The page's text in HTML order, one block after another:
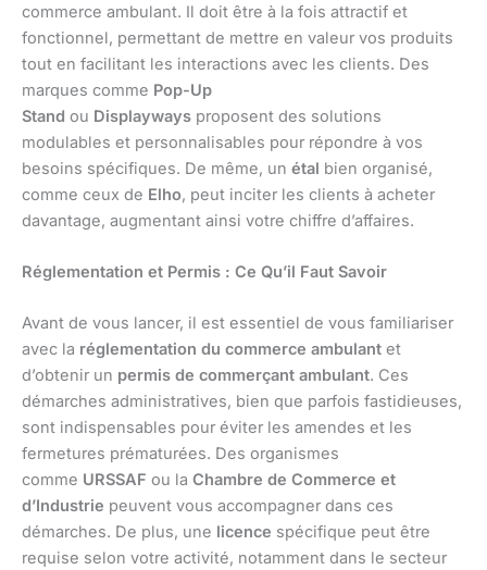
commerce ambulant. Il doit être à la fois attractif et
fonctionnel, permettant de mettre en valeur vos produits
tout en facilitant les interactions avec les clients. Des
marques comme Pop-Up
Stand ou Displayways proposent des solutions
modulables et personnalisables pour répondre à vos
besoins spécifiques. De même, un étal bien organisé,
comme ceux de Elho, peut inciter les clients à acheter
davantage, augmentant ainsi votre chiffre d’affaires.
Réglementation et Permis : Ce Qu’il Faut Savoir
Avant de vous lancer, il est essentiel de vous familiariser
avec la réglementation du commerce ambulant et
d’obtenir un permis de commerçant ambulant. Ces
démarches administratives, bien que parfois fastidieuses,
sont indispensables pour éviter les amendes et les
fermetures prématurées. Des organismes
comme URSSAF ou la Chambre de Commerce et
d’Industrie peuvent vous accompagner dans ces
démarches. De plus, une licence spécifique peut être
requise selon votre activité, notamment dans le secteur